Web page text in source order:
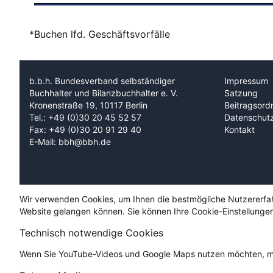
*Buchen lfd. Geschäftsvorfälle
b.b.h. Bundesverband selbständiger
Buchhalter und Bilanzbuchhalter e. V.
Kronenstraße 19, 10117 Berlin
Tel.: +49 (0)30 20 45 52 57
Fax: +49 (0)30 20 91 29 40
E-Mail: bbh@bbh.de
Impressum
Satzung
Kontakt
Wir verwenden Cookies, um Ihnen die bestmögliche
Website gelangen können. Sie können Ihre Cookie-
Technisch notwendige Cookies
Wenn Sie YouTube-Videos und Google Maps nutzen